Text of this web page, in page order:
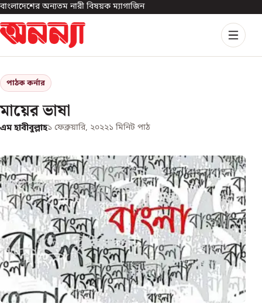
বাংলাদেশের অন্যতম নারী বিষয়ক ম্যাগাজিন
পাঠক কর্নার
মায়ের ভাষা
এম হাবীবুল্লাহ১ ফেব্রুয়ারি, ২০২২১ মিনিট পাঠ